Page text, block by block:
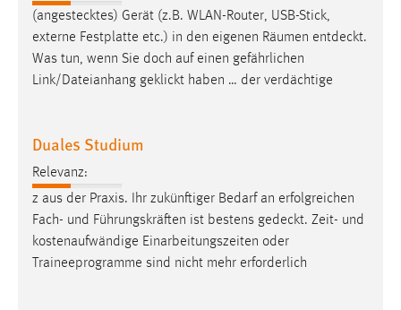
(angestecktes) Gerät (z.B. WLAN-Router, USB-Stick,
externe Festplatte etc.) in den eigenen Räumen entdeckt.
Was tun, wenn Sie doch auf einen gefährlichen
Link/Dateianhang geklickt haben … der verdächtige
Duales Studium
Relevanz:
z aus der Praxis. Ihr zukünftiger Bedarf an erfolgreichen
Fach- und Führungskräften ist bestens gedeckt. Zeit- und
kostenaufwändige Einarbeitungszeiten oder
Traineeprogramme sind nicht mehr erforderlich
Matomo
Name:
_pk_ref, _pk_cvar, _pk_id, _pk_ses
Cookie Laufzeit:
MARKETING
Marketing Cookies werden von Drittanbietern